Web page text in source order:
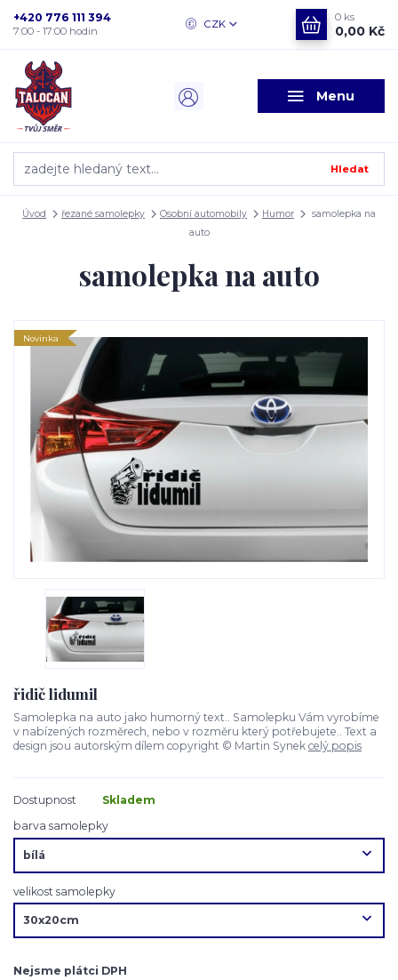
Menu
CZK
Hledat
+420 776 111 394
7:00 - 17:00 hodin
0 ks
0,00 Kč
Úvod řezané samolepky Osobní automobily Humor
samolepka na
auto
samolepka na auto
Novinka
řidič lidumil
Samolepka na auto jako humorný text.. Samolepku Vám vyrobíme
v nabízených rozměrech, nebo v rozměru který potřebujete.. Text a
design jsou autorským dílem copyright © Martin Synek celý popis
Dostupnost
Skladem
barva samolepky
velikost samolepky
Nejsme plátci DPH